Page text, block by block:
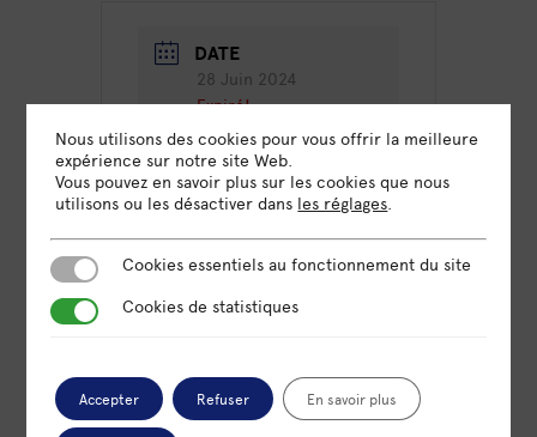
DATE
28 Juin 2024
Expiré!
HEURE
9h30 - 10h00
LIEU
Nous vous enverrons le lien
Nous utilisons des cookies pour vous offrir la meilleure
expérience sur notre site Web.
Vous pouvez en savoir plus sur les cookies que nous
utilisons ou les désactiver dans les réglages
Cookies essentiels au fonctionnement du site
Cookies essentiels au fonctionnement du site
Cookies de statistiques
Cookies de statistiques
Accepter Refuser En savoir plus